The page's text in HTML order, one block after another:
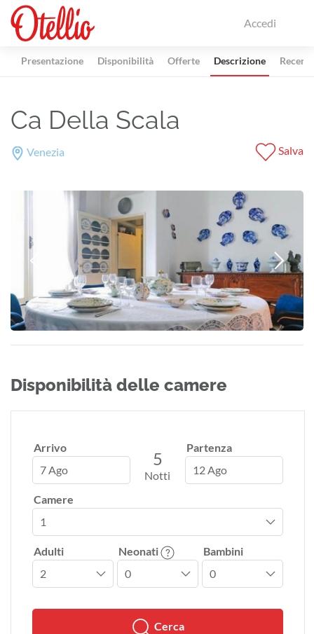
Accedi
Presentazione Disponibilità Offerte Descrizione
Ca Della Scala
Venezia Salva
Disponibilità delle camere
Arrivo
7 Ago
5
Notti
Partenza
12 Ago
Camere
Adulti Neonati Bambini
Cerca